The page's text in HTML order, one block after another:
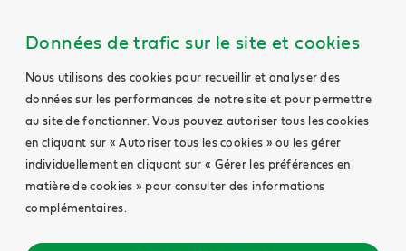
Données de trafic sur le site et cookies
Nous utilisons des cookies pour recueillir et analyser des
données sur les performances de notre site et pour permettre
au site de fonctionner. Vous pouvez autoriser tous les cookies
en cliquant sur « Autoriser tous les cookies » ou les gérer
individuellement en cliquant sur « Gérer les préférences en
matière de cookies » pour consulter des informations
complémentaires.